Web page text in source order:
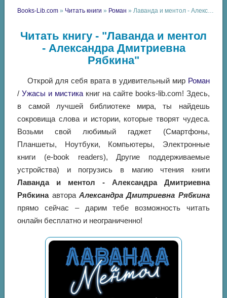
Books-Lib.com » Читать книги » Роман » Лаванда и ментол - Александра Дмитриевна Рябкина
Читать книгу - "Лаванда и ментол
- Александра Дмитриевна
Рябкина"
Открой для себя врата в удивительный мир Роман
/Ужасы и мистика книг на сайте books-lib.com! Здесь,
в самой лучшей библиотеке мира, ты найдешь
сокровища слова и истории, которые творят чудеса.
Возьми свой любимый гаджет (Смартфоны,
Планшеты, Ноутбуки, Компьютеры, Электронные
книги (e-book readers), Другие поддерживаемые
устройства) и погрузись в магию чтения книги
Лаванда и ментол - Александра Дмитриевна
Рябкинаавтора Александра Дмитриевна Рябкина
прямо сейчас – дарим тебе возможность читать
онлайн бесплатно и неограниченно!